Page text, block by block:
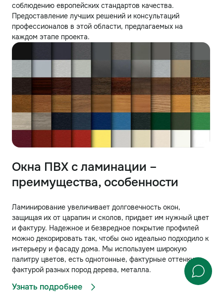
соблюдению европейских стандартов качества.
Предоставление лучших решений и консультаций
профессионалов в этой области, предлагаемых на
каждом этапе проекта.
Окна ПВХ с ламинации –
преимущества, особенности
Ламинирование увеличивает долговечность окон,
защищая их от царапин и сколов, придает им нужный цвет
и фактуру. Надежное и безвредное покрытие профилей
можно декорировать так, чтобы оно идеально подходило к
интерьеру и фасаду дома. Мы используем широкую
палитру цветов, есть однотонные, фактурные оттенки с
фактурой разных пород дерева, металла.
Узнать подробнее